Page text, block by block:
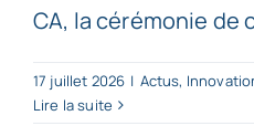
CA, la cérémonie de
17 juillet 2026 | Actus,
Lire la suite